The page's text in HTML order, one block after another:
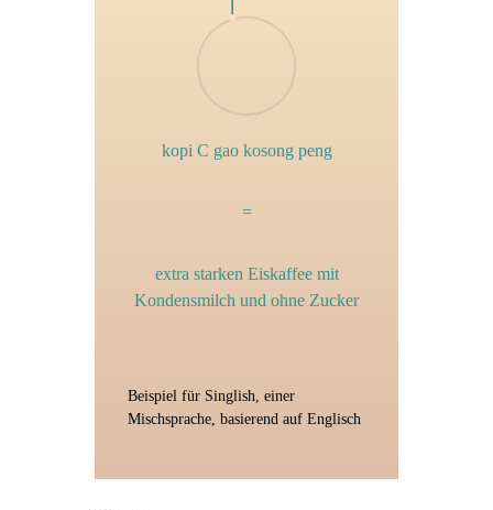
kopi C gao kosong peng
=
extra starken Eiskaffee mit
Kondensmilch und ohne Zucker
Beispiel für Singlish, einer
Mischsprache, basierend auf Englisch